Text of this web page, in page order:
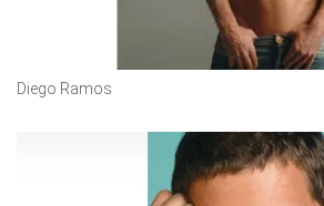
Diego Ramos